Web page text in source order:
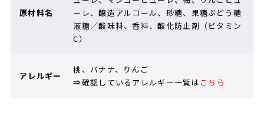
原材料名
ーレ、醸造アルコール、砂糖、果糖ぶどう糖
液糖／酸味料、香料、酸化防止剤（ビタミン
C）
アレルギー
桃、バナナ、りんご
⇒確認しているアレルギー一覧は こちら